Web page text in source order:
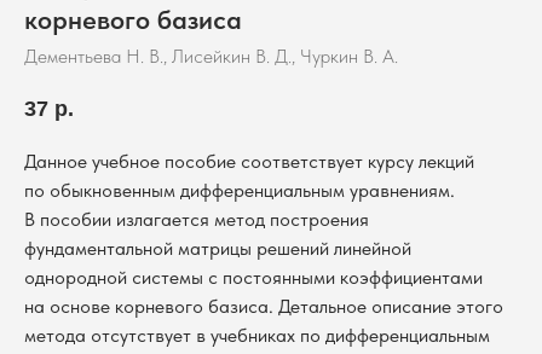
корневого базиса
Дементьева Н. В., Лисейкин В. Д., Чуркин В. А.
37 р.
Данное учебное пособие соответствует курсу лекций
по обыкновенным дифференциальным уравнениям.
В пособии излагается метод построения
фундаментальной матрицы решений линейной
однородной системы с постоянными коэффициентами
на основе корневого базиса. Детальное описание этого
метода отсутствует в учебниках по дифференциальным